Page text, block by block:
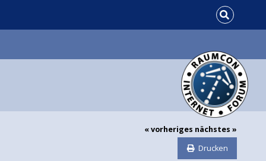
« vorheriges nächstes »
Drucken